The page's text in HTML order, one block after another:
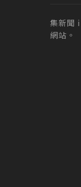
集新聞
網站。